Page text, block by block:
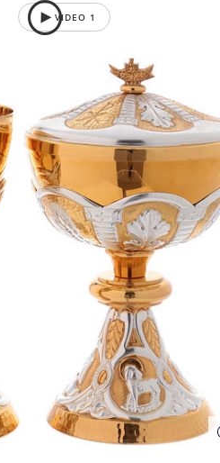
VIDEO 1